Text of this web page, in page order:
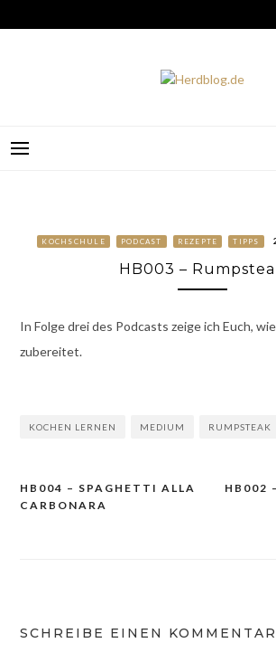
to
KOCHSCHULE PODCAST REZEPTE TIPPS
HB003 –
In Folge drei des Podcasts zeige ich Euch,
zubereitet.
KOCHEN LERNEN MEDIUM RUMPSTEAK
Beitragsnavigation HB002
HB004 – SPAGHETTI ALLA
CARBONARA
SCHREIBE EINEN KOMMENTAR